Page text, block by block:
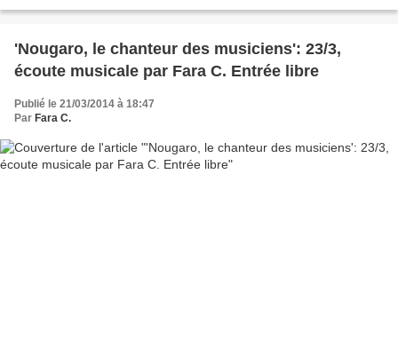
'Nougaro, le chanteur des musiciens': 23/3,
écoute musicale par Fara C. Entrée libre
Publié le 21/03/2014 à 18:47
Par Fara C.